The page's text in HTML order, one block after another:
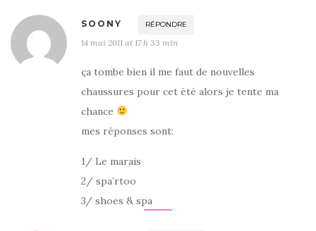
SOONY RÉPONDRE
14 mai 2011 at 17 h 33 min
ça tombe bien il me faut de nouvelles
chaussures pour cet été alors je tente ma
chance
mes réponses sont:
1/ Le marais
2/ spa’rtoo
3/ shoes & spa